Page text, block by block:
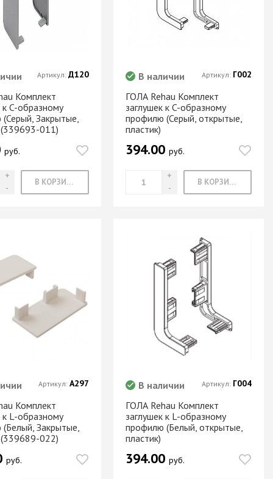
Комплект
к C-образному
Закрытые,
(339693-011)
руб.
В КОРЗИНУ
Артикул:Д120
ГОЛА Rehau Комплект
заглушек к C-образному
профилю (Серый, открытые,
пластик)
В наличии
394.00руб.
В КОРЗИНУ
Артикул: Г002
Комплект
к L-образному
Закрытые,
(339689-022)
руб.
Артикул:А297
ГОЛА Rehau Комплект
заглушек к L-образному
профилю (Белый, открытые,
пластик)
В наличии
394.00руб.
Артикул: Г004